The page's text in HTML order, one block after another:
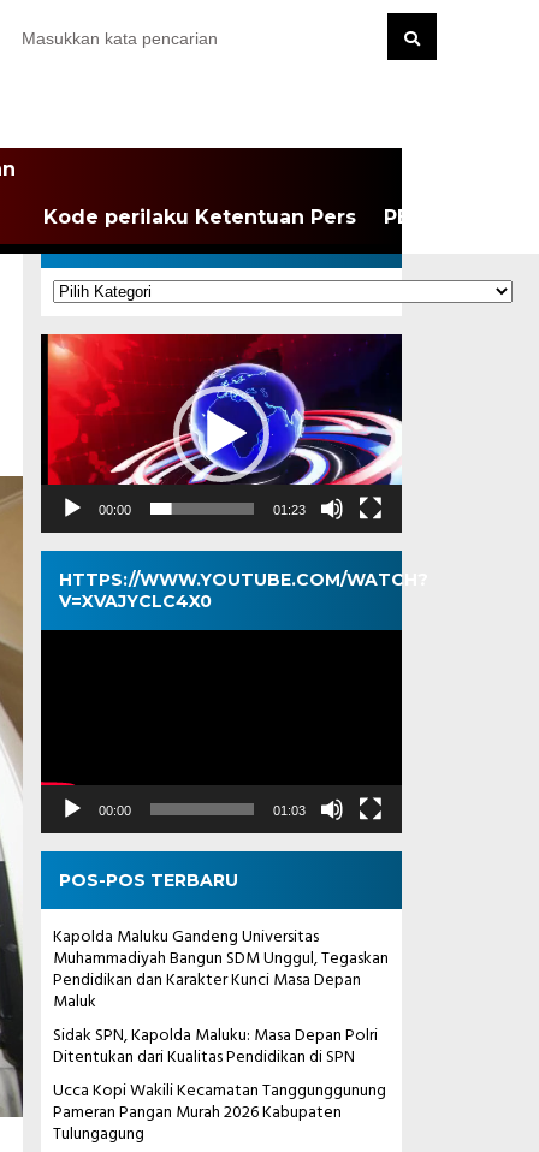
Kode perilaku Ketentuan Pers PEDOMAN
KATEGORI
Kategori
Pemutar
Video
00:00 01:23
HTTPS://WWW.YOUTUBE.COM/WATCH?
V=XVAJYCLC4X0
Pemutar
00:00 01:03
POS-POS TERBARU
Kapolda Maluku Gandeng Universitas
Muhammadiyah Bangun SDM Unggul, Tegaskan
Pendidikan dan Karakter Kunci Masa Depan
Maluk
Sidak SPN, Kapolda Maluku: Masa Depan Polri
Ditentukan dari Kualitas Pendidikan di SPN
Ucca Kopi Wakili Kecamatan Tanggunggunung
Pameran Pangan Murah 2026 Kabupaten
Tulungagung